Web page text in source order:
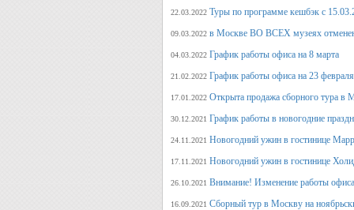
22.03.2022 Туры по программе кешбэк с
09.03.2022 в Москве ВО ВСЕХ музеях
04.03.2022 График работы офиса на 8 марта
21.02.2022 График работы офиса на 23 февраля
17.01.2022 Открыта продажа сборного тура в
30.12.2021 График работы в новогодние
24.11.2021 Новогодний ужин в гостинице
17.11.2021 Новогодний ужин в гостинице
26.10.2021 Внимание! Изменение работы
16.09.2021 Сборный тур в Москву на